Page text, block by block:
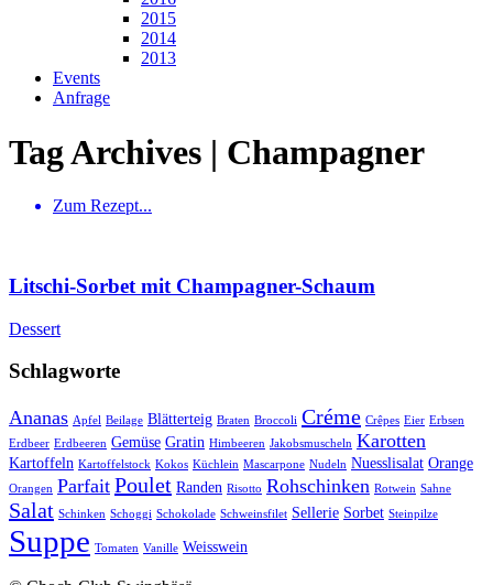
2015
2014
2013
Events
Anfrage
Tag Archives | Champagner
Zum Rezept...
Litschi-Sorbet mit Champagner-Schaum
Dessert
Schlagworte
Ananas Apfel Beilage Blätterteig Braten Broccoli Créme Crêpes Eier Erbsen
Erdbeer Erdbeeren Gemüse Gratin Himbeeren Jakobsmuscheln Karotten
Kartoffeln Kartoffelstock Kokos Küchlein Mascarpone Nudeln Nuesslisalat Orange
Orangen Parfait Poulet Randen Risotto Rohschinken Rotwein Sahne
Salat Schinken Schoggi Schokolade Schweinsfilet Sellerie Sorbet Steinpilze
Suppe Tomaten Vanille Weisswein